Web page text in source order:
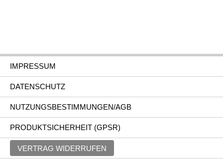
IMPRESSUM
DATENSCHUTZ
NUTZUNGSBESTIMMUNGEN/AGB
PRODUKTSICHERHEIT (GPSR)
VERTRAG WIDERRUFEN